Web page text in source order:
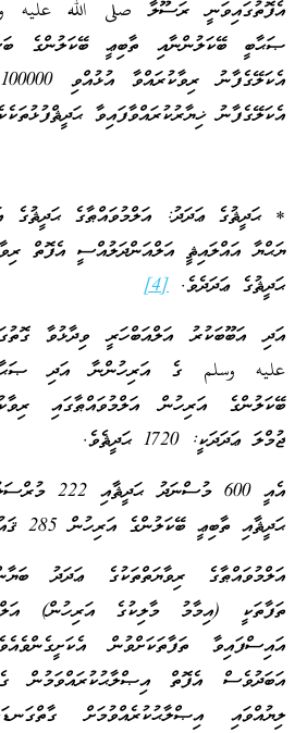
އެފޮތުގައިވަނީ ރަސޫލާ صلى الله عليه
ޞަޙާބީ ބޭކަލުންނާއި ތާބިޢީ ބޭކަލުންގެ
އެކަލޭގެފާނު ޚިޔާރުކުރައްވާފައިވާ
ޔަޙްޔާ އައްލައިޘީ އަލްއަންދަލުއްސީ އެފޮތް
ޙަދީޘުގެ ޢަދަދެވެ. [4]
އަދި އަބޫބަކުރު އަލްއަބްހަރީ ވިދާޅުވާ
عليه وسلم ގެ އަރިހުންނާ އަދި
ބޭކަލުންގެ އަރިހުން އަލްމުވައްޠާގައި
ޖުމްލަ ޢަދަދަކީ: 1720 ޙަދީޘެވެ.
ޙަދީޘާއި ތާބިޢީ ބޭކަލުންގެ އަރިހުން 285 ޤައުލެވެ.
އަލްމުވައްޠާގެ ރިވާޔަތްތަކުގެ ޢަދަދު
ތަފާތަކީ (އިމާމު މާލިކުގެ އަރިހުން)
އައިސްފައިވާ ތަފާތަކަށްވުން
އަބަދުވެސް އެފޮތް އިޞްލާޙުކުރައްވަމުން
ލިޔުއްވައި އިޞްލާޙުކުރެއްވުމަށް